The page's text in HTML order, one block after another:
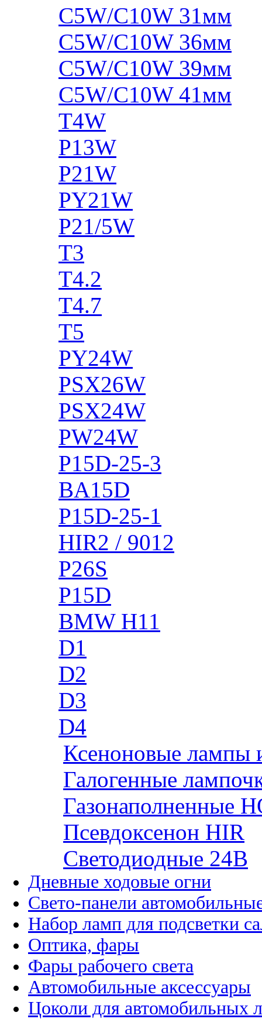
C5W/C10W 31мм
C5W/C10W 36мм
C5W/C10W 39мм
C5W/C10W 41мм
T4W
P13W
P21W
PY21W
P21/5W
T3
T4.2
T4.7
T5
PY24W
PSX26W
PSX24W
PW24W
P15D-25-3
BA15D
P15D-25-1
HIR2 / 9012
P26S
P15D
BMW H11
D1
D2
D3
D4
Ксеноновые лампы
Галогенные
Газонаполненные
Псевдоксенон HIR
Cветодиодные 24B
Дневные ходовые огни
Свето-панели
Набор ламп для подсветки
Оптика, фары
Фары рабочего света
Автомобильные аксессуары
Цоколи для автомобильных